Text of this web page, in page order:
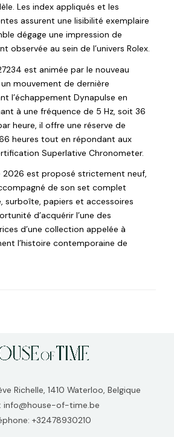
Les index appliqués et les
assurent une lisibilité exemplaire
dégage une impression de
observée au sein de l’univers Rolex.
est animée par le nouveau
un mouvement de dernière
l’échappement Dynapulse en
à une fréquence de 5 Hz, soit 36
heure, il offre une réserve de
heures tout en répondant aux
Superlative Chronometer.
2026 est proposé strictement neuf,
de son set complet
surboîte, papiers et accessoires
d’acquérir l’une des
d’une collection appelée à
l’histoire contemporaine de
Richelle, 1410 Waterloo, Belgique
info@house-of-time.be
+32478930210